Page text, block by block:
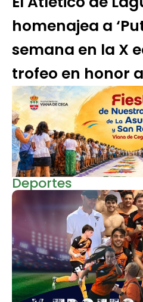
homenajea a
semana en la X
trofeo en honor
Deportes